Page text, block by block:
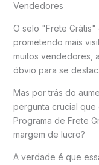
Vendedores
O selo "Frete Grátis"
prometendo mais
muitos vendedores,
óbvio para se
Mas por trás do
pergunta crucial
Programa de Frete
margem de lucro?
A verdade é que